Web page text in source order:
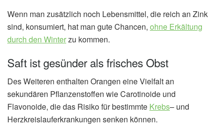
Wenn man zusätzlich noch Lebensmittel, die reich an Zink
sind, konsumiert, hat man gute Chancen, ohne Erkältung
durch den Winterzu kommen.
Saft ist gesünder als frisches Obst
Des Weiteren enthalten Orangen eine Vielfalt an
sekundären Pflanzenstoffen wie Carotinoide und
Flavonoide, die das Risiko für bestimmte Krebs– und
Herzkreislauferkrankungen senken können.